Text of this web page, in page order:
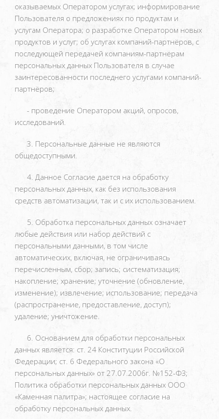
оказываемых Оператором услугах; информирование
Пользователя о предложениях по продуктам и
услугам Оператора; о разработке Оператором новых
продуктов и услуг; об услугах компаний-партнёров, с
последующей передачей компаниям-партнёрам
персональных данных Пользователя в случае
заинтересованности последнего услугами компаний-
партнёров;
- проведение Оператором акций, опросов,
исследований.
3. Персональные данные не являются
общедоступными.
4. Данное Согласие дается на обработку
персональных данных, как без использования
средств автоматизации, так и с их использованием.
5. Обработка персональных данных означает
любые действия или набор действий с
персональными данными, в том числе
автоматических, включая, не ограничиваясь
перечисленным, сбор; запись; систематизация;
накопление; хранение; уточнение (обновление,
изменение); извлечение; использование; передача
(распространение, предоставление, доступ);
удаление; уничтожение.
6. Основанием для обработки персональных
данных является: ст. 24 Конституции Российской
Федерации; ст. 6 Федерального закона «О
персональных данных» от 27.07.2006г. №152-ФЗ;
Политика обработки персональных данных ООО
«Каменная палитра»; настоящее согласие на
обработку персональных данных.